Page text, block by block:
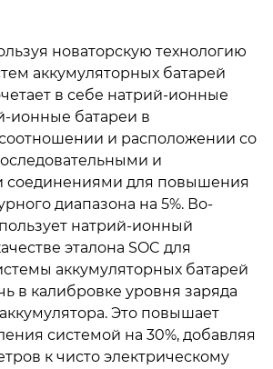
новаторскую технологию
аккумуляторных батарей
в себе натрий-ионные
ионные батареи в
и расположении со
и
соединениями для повышения
диапазона на 5%. Во-
натрий-ионный
эталона SOC для
аккумуляторных батарей
в калибровке уровня заряда
Это повышает
системой на 30%, добавляя
к чисто электрическому